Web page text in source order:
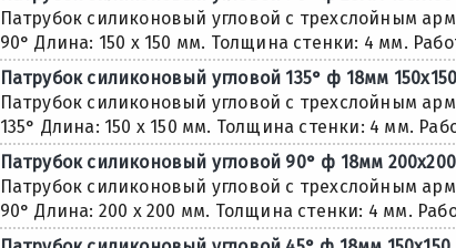
Патрубок силиконовый угловой с трехслойным
90° Длина: 150 х 150 мм. Толщина стенки: 4 мм.
Патрубок силиконовый угловой 135° ф 18мм 150х150
Патрубок силиконовый угловой с трехслойным
135° Длина: 150 х 150 мм. Толщина стенки: 4 мм.
Патрубок силиконовый угловой 90° ф 18мм 200х200
Патрубок силиконовый угловой с трехслойным
90° Длина: 200 х 200 мм. Толщина стенки: 4 мм.